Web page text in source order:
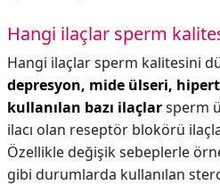
Hangi ilaçlar sperm
Hangi ilaçlar sperm kalitesini
depresyon, mide ülseri,
kullanılan bazı ilaçlarsperm
ilacı olan reseptör blokörü
Özellikle değişik sebeplerle
gibi durumlarda kullanılan